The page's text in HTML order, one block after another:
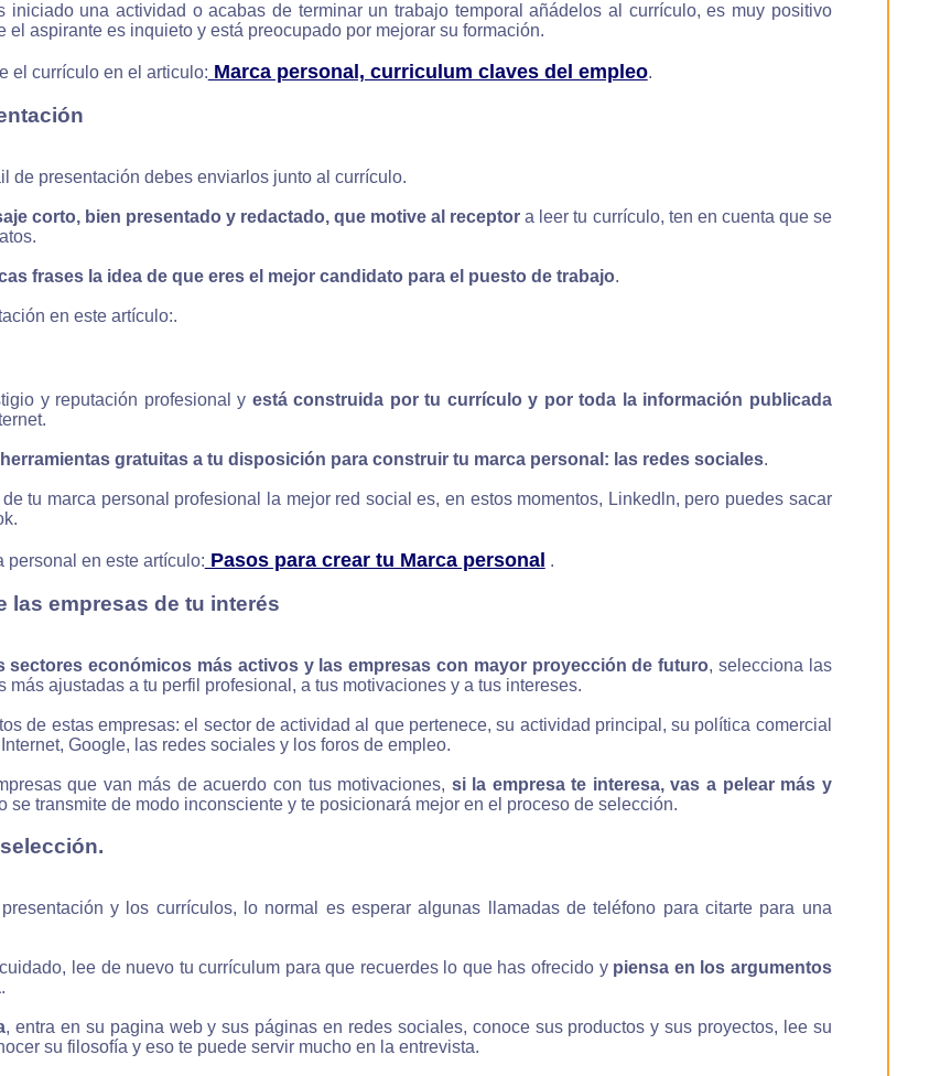
iniciado una actividad o acabas de terminar un trabajo temporal añádelos al currículo, es muy positivo
el aspirante es inquieto y está preocupado por mejorar su formación.
el currículo en el articulo: Marca personal, curriculum claves del empleo.
de presentación debes enviarlos junto al currículo.
corto, bien presentado y redactado, que motive al receptor a leer tu currículo, ten en cuenta que se
frases la idea de que eres el mejor candidato para el puesto de trabajo.
en este artículo:.
y reputación profesional y está construida por tu currículo y por toda la información publicada
gratuitas a tu disposición para construir tu marca personal: las redes sociales.
tu marca personal profesional la mejor red social es, en estos momentos, Linkedln, pero puedes sacar
personal en este artículo: Pasos para crear tu Marca personal .
las empresas de tu interés
sectores económicos más activos y las empresas con mayor proyección de futuro, selecciona las
más ajustadas a tu perfil profesional, a tus motivaciones y a tus intereses.
de estas empresas: el sector de actividad al que pertenece, su actividad principal, su política comercial
Google, las redes sociales y los foros de empleo.
que van más de acuerdo con tus motivaciones, si la empresa te interesa, vas a pelear más y
se transmite de modo inconsciente y te posicionará mejor en el proceso de selección.
y los currículos, lo normal es esperar algunas llamadas de teléfono para citarte para una
lee de nuevo tu currículum para que recuerdes lo que has ofrecido y piensa en los argumentos
.
, entra en su pagina web y sus páginas en redes sociales, conoce sus productos y sus proyectos, lee su
su filosofía y eso te puede servir mucho en la entrevista.